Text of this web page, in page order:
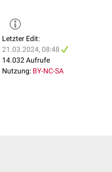
Letzter Edit:
21.03.2024, 08:48
14.032 Aufrufe
Nutzung: BY-NC-SA